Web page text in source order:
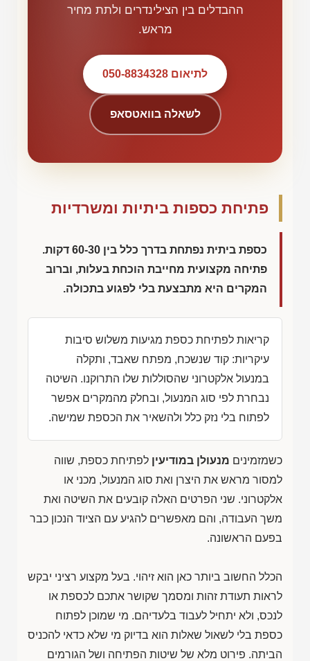
ההבדלים בין הצילינדרים ולתת מחיר
מראש.
לתיאום 050-8834328
לשאלה בוואטסאפ
פתיחת כספות ביתיות ומשרדיות
כספת ביתית נפתחת בדרך כלל בין 60-30 דקות.
פתיחה מקצועית מחייבת הוכחת בעלות, וברוב
המקרים היא מתבצעת בלי לפגוע בתכולה.
קריאות לפתיחת כספת מגיעות משלוש סיבות
עיקריות: קוד שנשכח, מפתח שאבד, ותקלה
במנעול אלקטרוני שהסוללות שלו התרוקנו. השיטה
נבחרת לפי סוג המנעול, ובחלק מהמקרים אפשר
לפתוח בלי נזק כלל ולהשאיר את הכספת שמישה.
כשמזמינים מנעולן במודיעין לפתיחת כספת, שווה
למסור מראש את היצרן ואת סוג המנעול, מכני או
אלקטרוני. שני הפרטים האלה קובעים את השיטה ואת
משך העבודה, והם מאפשרים להגיע עם הציוד הנכון כבר
בפעם הראשונה.
הכלל החשוב ביותר כאן הוא זיהוי. בעל מקצוע רציני יבקש
לראות תעודת זהות ומסמך שקושר אתכם לכספת או
לנכס, ולא יתחיל לעבוד בלעדיהם. מי שמוכן לפתוח
כספת בלי לשאול שאלות הוא בדיוק מי שלא כדאי להכניס
הביתה. פירוט מלא של שיטות הפתיחה ושל הגורמים